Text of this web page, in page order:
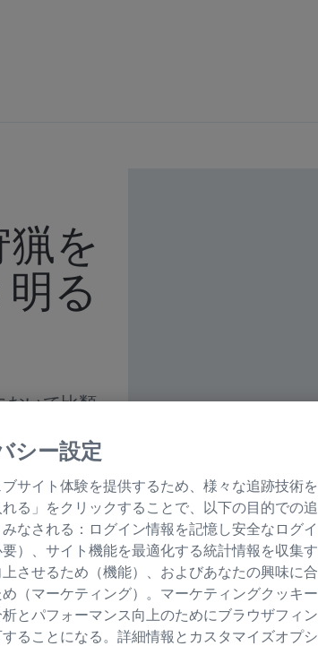
を
る
おいて比類
し、薄暗
シー設定
サイト体験を提供するため、様々な追跡技術
る」をクリックすることで、以下の目的での
なされる：ログイン情報を記憶し安全なログ
）、サイト機能を最適化する統計情報を収集
上させるため（機能）、およびあなたの興味に
（マーケティング）。マーケティングクッキ
とパフォーマンス向上のためにブラウザフィ
ることになる。詳細情報とカスタマイズオプ